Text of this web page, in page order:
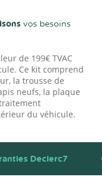
vos besoins
de 199€ TVAC
Ce kit comprend
la trousse de
neufs, la plaque
du véhicule.
Declerc7